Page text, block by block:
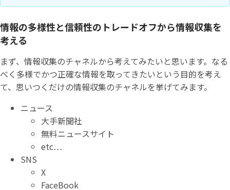
情報の多様性と信頼性のトレードオフから情報収集を
考える
まず、情報収集のチャネルから考えてみたいと思います。なる
べく多様でかつ正確な情報を取ってきたいという目的を考え
て、思いつくだけの情報収集のチャネルを挙げてみます。
ニュース
大手新聞社
無料ニュースサイト
etc…
SNS
X
FaceBook